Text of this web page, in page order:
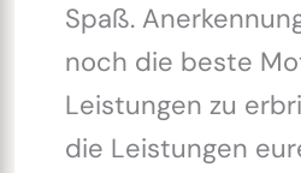
Spaß.
noch die beste
Leistungen zu
die Leistungen